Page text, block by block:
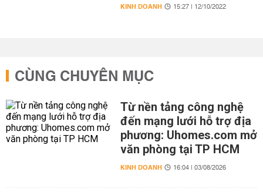
KINH DOANH 15:27 | 12/10/2022
CÙNG CHUYÊN MỤC
Từ nền tảng công nghệ
đến mạng lưới hỗ trợ địa
phương: Uhomes.com mở
văn phòng tại TP HCM
KINH DOANH 16:04 | 03/08/2026